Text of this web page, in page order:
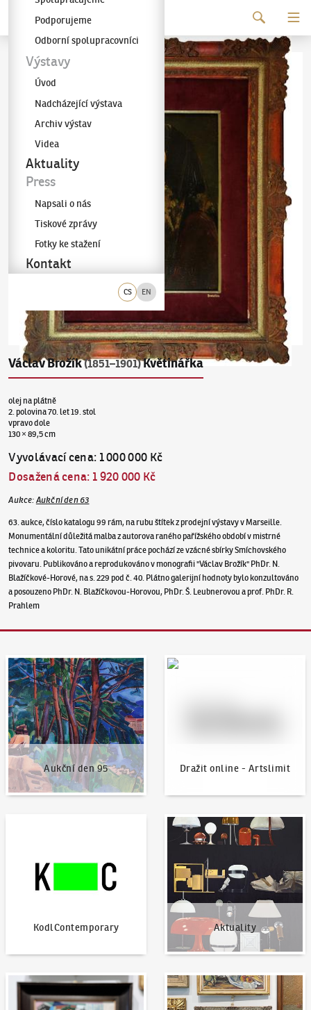
Galerie KODL
CS EN
Podporujeme
Odborní spolupracovníci
Výstavy
Úvod
Nadcházející výstava
Archiv výstav
Videa
Aktuality
Press
Napsali o nás
Tiskové zprávy
Fotky ke stažení
Kontakt
Václav Brožík(1851–1901)Květinářka
olej na plátně
2. polovina 70. let 19. stol
vpravo dole
130 × 89,5 cm
Vyvolávací cena: 1 000 000 Kč
Dosažená cena: 1 920 000 Kč
Aukce: Aukční den 63
63. aukce, číslo katalogu 99 rám, na rubu štítek z prodejní výstavy v Marseille.
Monumentální důležitá malba z autorova raného pařížského období v mistrné
technice a koloritu. Tato unikátní práce pochází ze vzácné sbírky Smíchovského
pivovaru. Publikováno a reprodukováno v monografii "Václav Brožík" PhDr. N.
Blažíčkové-Horové, na s. 229 pod č. 40. Plátno galerijní hodnoty bylo konzultováno
a posouzeno PhDr. N. Blažíčkovou-Horovou, PhDr. Š. Leubnerovou a prof. PhDr. R.
Prahlem
Aukční den 95
Aukční den 95
Dražit online - Artslimit
Dražit online - Artslimit
KodlContemporary Aktuality
Aktuality
Jak dražit? Nabídnout dílo